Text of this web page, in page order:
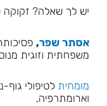
יש לך שאלה? זקוקה
אסתר שפר,
משפחתית וזוגית
מומחית לטיפולי
וארומתרפיה,